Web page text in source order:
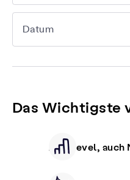
Datum
Das Wichtigste
Alle Level,